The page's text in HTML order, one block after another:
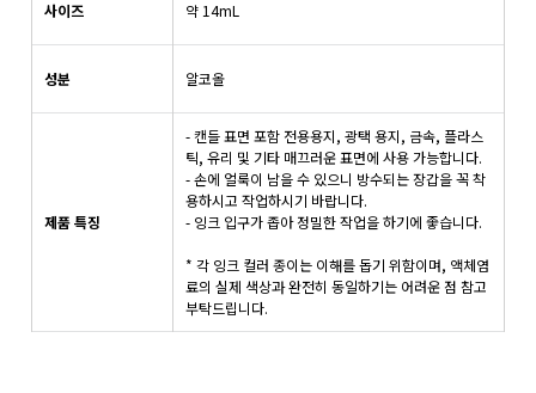
사이즈 약 14mL
성분 알코올
제품 특징
- 캔들 표면 포함 전용용지, 광택 용지, 금속, 플라스
틱, 유리 및 기타 매끄러운 표면에 사용 가능합니다.
- 손에 얼룩이 남을 수 있으니 방수되는 장갑을 꼭 착
용하시고 작업하시기 바랍니다.
- 잉크 입구가 좁아 정밀한 작업을 하기에 좋습니다.
* 각 잉크 컬러 종이는 이해를 돕기 위함이며, 액체염
료의 실제 색상과 완전히 동일하기는 어려운 점 참고
부탁드립니다.